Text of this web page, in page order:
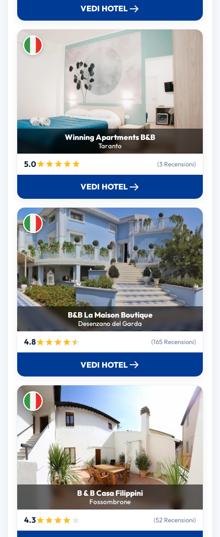
VEDI HOTEL
Winning Apartments B&B
Taranto
5.0 (3 Recensioni)
VEDI HOTEL
B&B La Maison Boutique
Desenzano del Garda
4.8 (165 Recensioni)
VEDI HOTEL
B & B Casa Filippini
Fossombrone
4.3 (52 Recensioni)